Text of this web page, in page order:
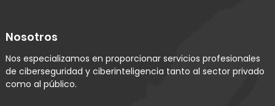
Nosotros
Nos especializamos en proporcionar servicios profesionales
de ciberseguridad y ciberinteligencia tanto al sector privado
como al público.